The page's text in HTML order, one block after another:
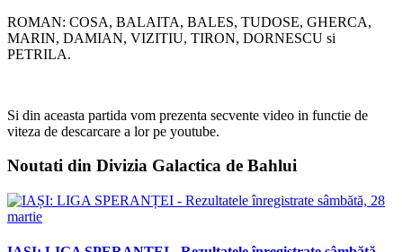
ROMAN: COSA, BALAITA, BALES, TUDOSE, GHERCA,
MARIN, DAMIAN, VIZITIU, TIRON, DORNESCU si
PETRILA.
Si din aceasta partida vom prezenta secvente video in functie de
viteza de descarcare a lor pe youtube.
Noutati din Divizia Galactica de Bahlui